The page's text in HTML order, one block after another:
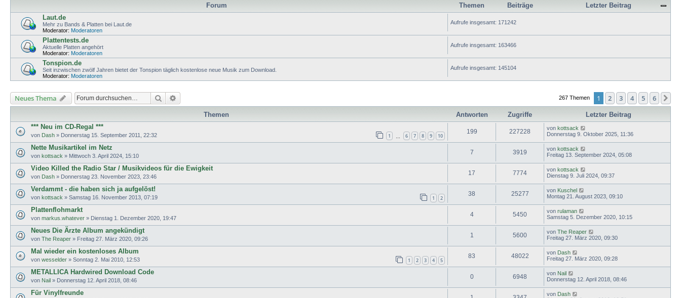
Forum Themen Beiträge
Letzter Beitrag
Laut.de
Mehr zu Bands & Platten bei Laut.de
Moderator: Moderatoren
Aufrufe insgesamt: 171242
Plattentests.de
Aktuelle Platten angehört
Moderator: Moderatoren
Aufrufe insgesamt: 163466
Tonspion.de
Seit inzwischen zwölf Jahren bietet der Tonspion täglich kostenlose neue Musik zum Download.
Moderator: Moderatoren
Aufrufe insgesamt: 145104
Neues Thema Suche 267 Themen 1 2 3 4 5 6
Themen Antworten Zugriffe
Letzter Beitrag
*** Neu im CD-Regal ***
von Dash » Donnerstag 15. September 2011, 22:32 1 6 7 8 9 10
199 227228 von kottsack
Donnerstag 9. Oktober 2025, 11:36
Nette Musikartikel im Netz
von kottsack » Mittwoch 3. April 2024, 15:10
7 3919 von kottsack
Freitag 13. September 2024, 05:08
Video Killed the Radio Star / Musikvideos für die Ewigkeit
von Dash » Donnerstag 23. November 2023, 23:46
17 7774 von kottsack
Dienstag 9. Juli 2024, 09:37
Verdammt - die haben sich ja aufgelöst!
von kottsack » Samstag 16. November 2013, 07:19 1 2
38 25277 von Kuschel
Montag 21. August 2023, 09:10
Plattenflohmarkt
von markus.whatever » Dienstag 1. Dezember 2020, 19:47
4 5450 von rulaman
Samstag 5. Dezember 2020, 10:15
Neues Die Ärzte Album angekündigt
von The Reaper » Freitag 27. März 2020, 09:26
1 5600 von The Reaper
Freitag 27. März 2020, 09:30
Mal wieder ein kostenloses Album
von wesselder » Sonntag 2. Mai 2010, 12:53 1 2 3 4 5
83 48022 von Dash
Freitag 27. März 2020, 09:28
METALLICA Hardwired Download Code
von Nail » Donnerstag 12. April 2018, 08:46
0 6948 von Nail
Donnerstag 12. April 2018, 08:46
Für Vinylfreunde von Dash